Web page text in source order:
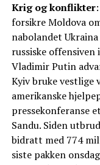
Krig og konflikter
forsikre Moldova
nabolandet
russiske
Vladimir Putin
Kyiv bruke vestlige
amerikanske
pressekonferanse
Sandu. Siden
bidratt med 774
siste pakken